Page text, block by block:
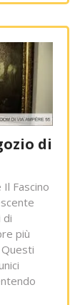
di
Fascino
di
più